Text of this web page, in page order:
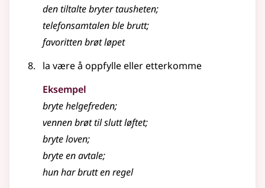
den tiltaltebrytertausheten;
telefonsamtalen ble brutt;
favoritten brøt løpet
la være å oppfylle eller etterkomme
Eksempel
brytehelgefreden;
vennen brøt til slutt løftet;
bryteloven;
bryteen avtale;
hun har brutt en regel